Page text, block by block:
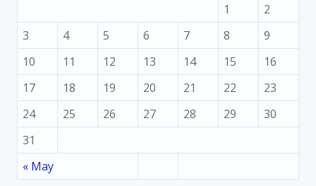
« May
1
2
3
4 5 6 7 8
9
10
11 12 13 14 15
16
17
18 19 20 21 22
23
24
25 26 27 28 29
30
31